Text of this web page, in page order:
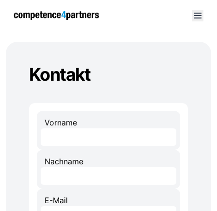
Kontakt
Vorname
Nachname
E-Mail